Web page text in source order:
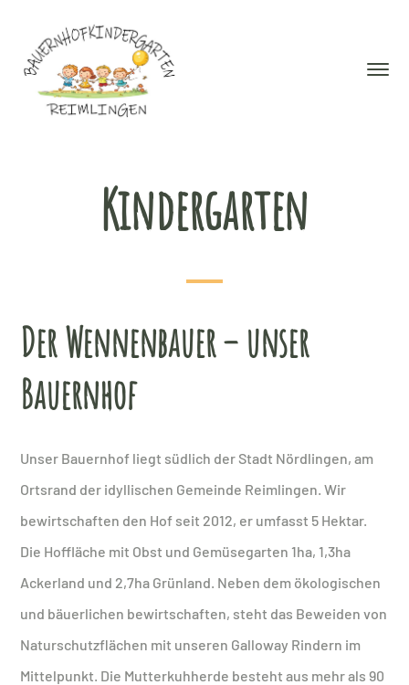
Kindergarten
Der Wennenbauer – unser
Bauernhof
Unser Bauernhof liegt südlich der Stadt Nördlingen, am
Ortsrand der idyllischen Gemeinde Reimlingen. Wir
bewirtschaften den Hof seit 2012, er umfasst 5 Hektar.
Die Hoffläche mit Obst und Gemüsegarten 1ha, 1,3ha
Ackerland und 2,7ha Grünland. Neben dem ökologischen
und bäuerlichen bewirtschaften, steht das Beweiden von
Naturschutzflächen mit unseren Galloway Rindern im
Mittelpunkt. Die Mutterkuhherde besteht aus mehr als 90